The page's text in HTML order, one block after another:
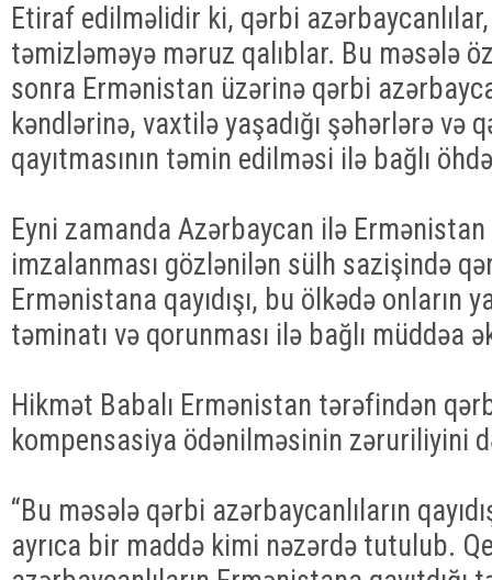
Etiraf edilməlidir ki, qərbi
təmizləməyə məruz qalıblar. Bu məsələ
sonra Ermənistan üzərinə qərbi
kəndlərinə, vaxtilə yaşadığı şəhərlərə və
qayıtmasının təmin edilməsi ilə bağlı
Eyni zamanda Azərbaycan ilə Ermənistan
imzalanması gözlənilən sülh sazişində
Ermənistana qayıdışı, bu ölkədə onların
təminatı və qorunması ilə bağlı müddəa
Hikmət Babalı Ermənistan tərəfindən
kompensasiya ödənilməsinin zəruriliyini
“Bu məsələ qərbi azərbaycanlıların
ayrıca bir maddə kimi nəzərdə tutulub.